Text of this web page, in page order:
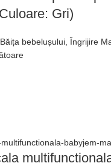
Gri)
Băița bebelușului Îngrijire